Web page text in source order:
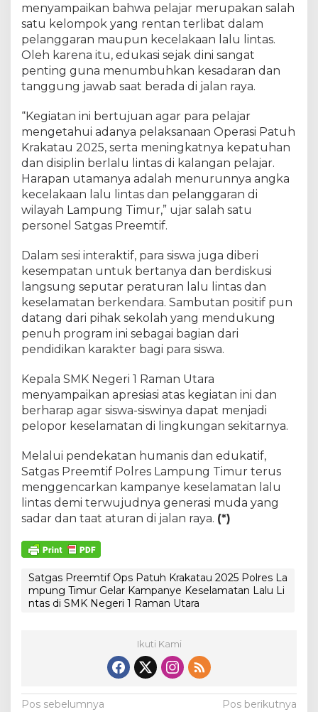
g
e
i
R
a
a
n
t
a
r
a
menyampaikan bahwa pelajar merupakan salah
satu kelompok yang rentan terlibat dalam
pelanggaran maupun kecelakaan lalu lintas.
Oleh karena itu, edukasi sejak dini sangat
penting guna menumbuhkan kesadaran dan
tanggung jawab saat berada di jalan raya.
“Kegiatan ini bertujuan agar para pelajar
mengetahui adanya pelaksanaan Operasi Patuh
Krakatau 2025, serta meningkatnya kepatuhan
dan disiplin berlalu lintas di kalangan pelajar.
Harapan utamanya adalah menurunnya angka
kecelakaan lalu lintas dan pelanggaran di
wilayah Lampung Timur,” ujar salah satu
personel Satgas Preemtif.
Dalam sesi interaktif, para siswa juga diberi
kesempatan untuk bertanya dan berdiskusi
langsung seputar peraturan lalu lintas dan
keselamatan berkendara. Sambutan positif pun
datang dari pihak sekolah yang mendukung
penuh program ini sebagai bagian dari
pendidikan karakter bagi para siswa.
Kepala SMK Negeri 1 Raman Utara
menyampaikan apresiasi atas kegiatan ini dan
berharap agar siswa-siswinya dapat menjadi
pelopor keselamatan di lingkungan sekitarnya.
Melalui pendekatan humanis dan edukatif,
Satgas Preemtif Polres Lampung Timur terus
menggencarkan kampanye keselamatan lalu
lintas demi terwujudnya generasi muda yang
sadar dan taat aturan di jalan raya. (*)
Satgas Preemtif Ops Patuh Krakatau 2025 Polres La
mpung Timur Gelar Kampanye Keselamatan Lalu Li
ntas di SMK Negeri 1 Raman Utara
Ikuti Kami
Pos sebelumnya
Pos berikutnya